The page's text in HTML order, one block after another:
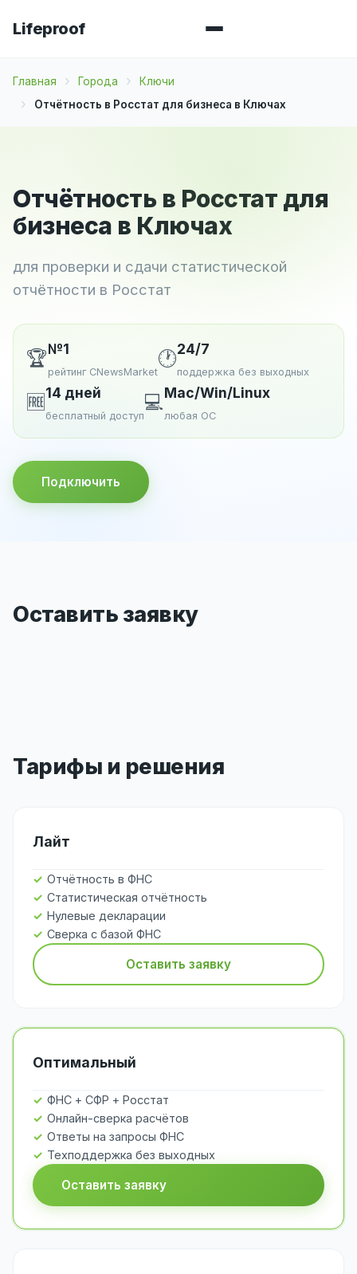
Lifeproof
Главная Города
Ключи
Отчётность в Росстат для бизнеса в Ключах
Отчётность в Росстат для
бизнеса в Ключах
для проверки и сдачи статистической
отчётности в Росстат
🏆№1
рейтинг CNewsMarket
🕐24/7
поддержка без выходных
🆓14 дней
бесплатный доступ
💻Mac/Win/Linux
любая ОС
Подключить
Оставить заявку
Тарифы и решения
Лайт
Отчётность в ФНС
Статистическая отчётность
Нулевые декларации
Сверка с базой ФНС
Оставить заявку
Оптимальный
ФНС + СФР + Росстат
Онлайн-сверка расчётов
Ответы на запросы ФНС
Техподдержка без выходных
Оставить заявку